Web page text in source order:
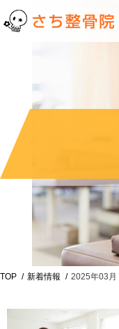
TOP 新着情報 2025年03月